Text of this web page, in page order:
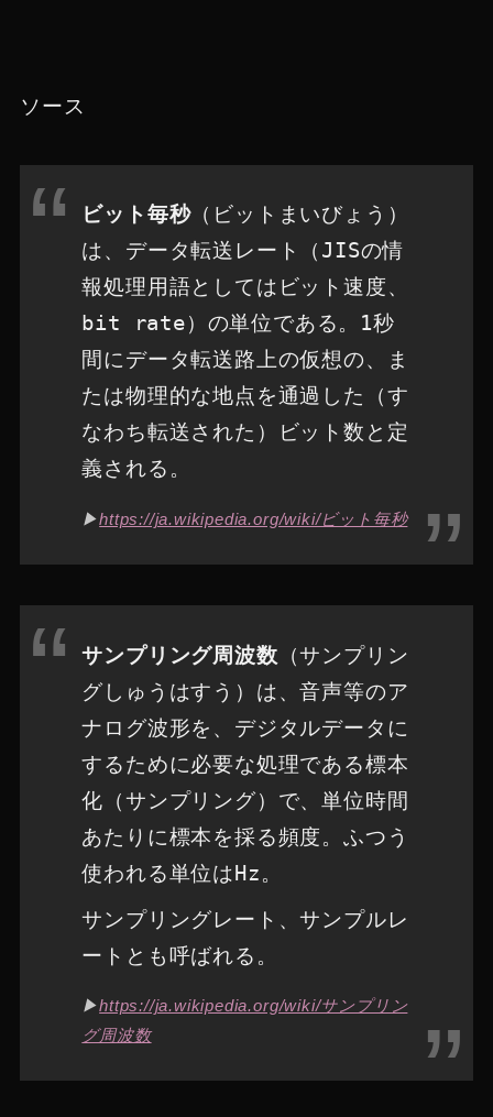
ソース
ビット毎秒（ビットまいびょう）
は、データ転送レート（JISの情
報処理用語としてはビット速度、
bit rate）の単位である。1秒
間にデータ転送路上の仮想の、ま
たは物理的な地点を通過した（す
なわち転送された）ビット数と定
義される。
▶︎https://ja.wikipedia.org/wiki/ビット毎秒
サンプリング周波数 （サンプリン
グしゅうはすう）は、音声等のア
ナログ波形を、デジタルデータに
するために必要な処理である標本
化（サンプリング）で、単位時間
あたりに標本を採る頻度。ふつう
使われる単位はHz。
サンプリングレート、サンプルレ
ートとも呼ばれる。
▶︎https://ja.wikipedia.org/wiki/サンプリン
グ周波数